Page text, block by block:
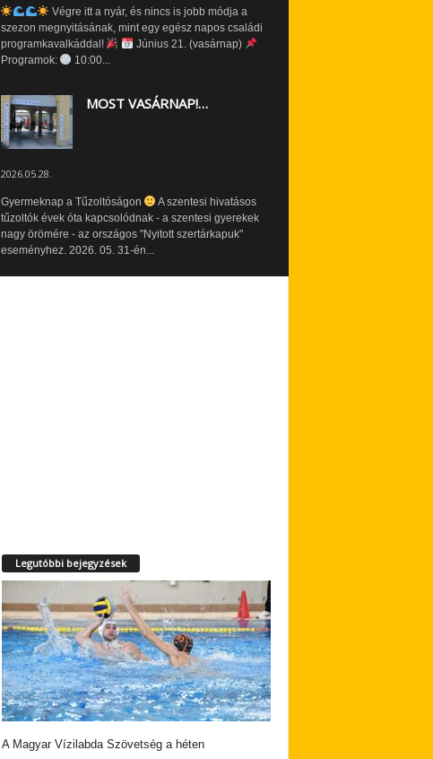
Végre itt a nyár, és nincs is jobb módja a
szezon megnyitásának, mint egy egész napos családi
programkavalkáddal!
Június 21. (vasárnap)
Programok:
10:00...
MOST VASÁRNAP!…
2026.05.28.
Gyermeknap a Tűzoltóságon
A szentesi hivatásos
tűzoltók évek óta kapcsolódnak - a szentesi gyerekek
nagy örömére - az országos "Nyitott szertárkapuk"
eseményhez. 2026. 05. 31-én...
Legutóbbi bejegyzések
A Magyar Vízilabda Szövetség a héten